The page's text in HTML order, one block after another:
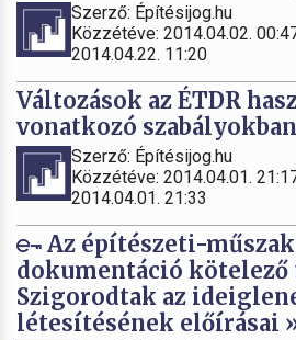
Szerző: Építésijog.hu
Közzétéve: 2014.04.02.
2014.04.22. 11:20
Változások az ÉTDR
vonatkozó
Szerző: Építésijog.hu
Közzétéve: 2014.04.01.
2014.04.01. 21:33
Az építészeti-
dokumentáció kötelező
Szigorodtak az
létesítésének előírásai